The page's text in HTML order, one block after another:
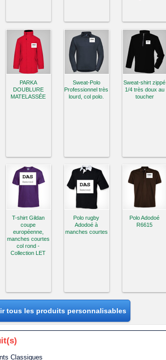
PARKA
DOUBLURE
MATELASSÉE
Sweat-Polo
Professionnel très
lourd, col polo.
Sweat-shirt zippé
1/4 très doux au
toucher
T-shirt Gildan
coupe
européenne,
manches courtes
col rond -
Collection LET
Polo rugby
Adodoé à
manches courtes
Polo Adodoé
R6615
tous les produits personnalisables
Classiques